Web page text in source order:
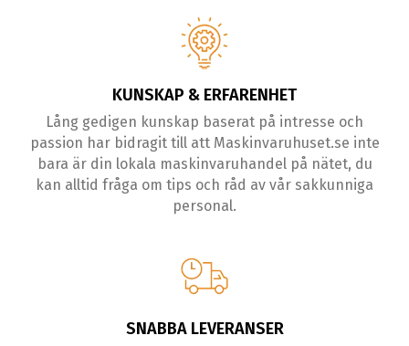
KUNSKAP & ERFARENHET
Lång gedigen kunskap baserat på intresse och
passion har bidragit till att Maskinvaruhuset.se inte
bara är din lokala maskinvaruhandel på nätet, du
kan alltid fråga om tips och råd av vår sakkunniga
personal.
SNABBA LEVERANSER